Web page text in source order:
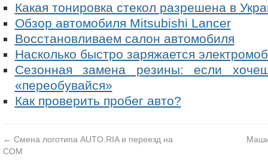
Какая тонировка стекол разрешена в
Обзор автомобиля Mitsubishi Lancer
Восстановливаем салон автомобиля
Насколько быстро заряжается
Сезонная замена резины: если
«переобувайся»
Как проверить пробег авто?
← Смена логотипа AUTO.RIA и переезд на
COM